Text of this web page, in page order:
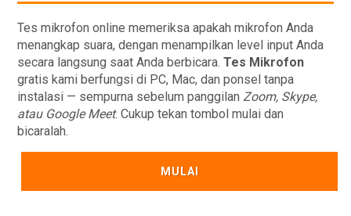
Tes mikrofon online memeriksa apakah mikrofon Anda
menangkap suara, dengan menampilkan level input Anda
secara langsung saat Anda berbicara. Tes Mikrofon
gratis kami berfungsi di PC, Mac, dan ponsel tanpa
instalasi — sempurna sebelum panggilan Zoom, Skype,
atau Google Meet. Cukup tekan tombol mulai dan
bicaralah.
MULAI